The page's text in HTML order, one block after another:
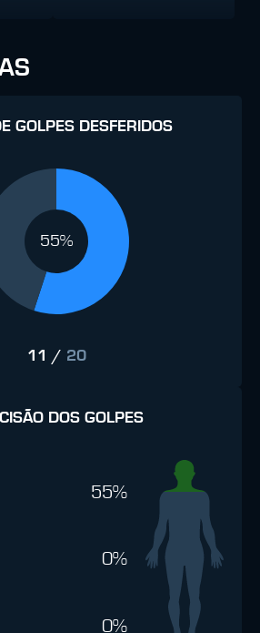
GOLPES DESFERIDOS
55%
11 / 20
DOS GOLPES
55%
0%
0%